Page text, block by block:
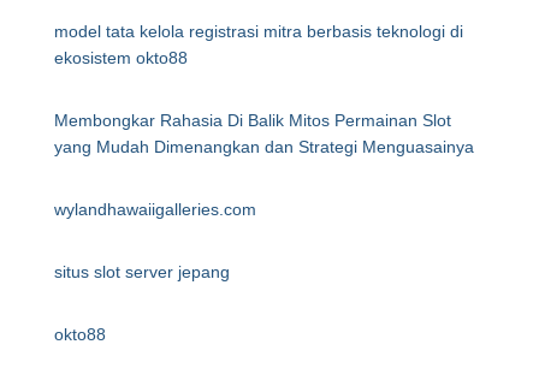
model tata kelola registrasi mitra berbasis teknologi di
ekosistem okto88
Membongkar Rahasia Di Balik Mitos Permainan Slot
yang Mudah Dimenangkan dan Strategi Menguasainya
wylandhawaiigalleries.com
situs slot server jepang
okto88